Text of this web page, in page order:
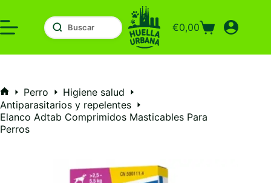
al
contenido
Carro
compra
€0,00
Inicio
Perro
Higiene salud
Antiparasitarios y repelentes
Elanco Adtab Comprimidos Masticables Para
Perros